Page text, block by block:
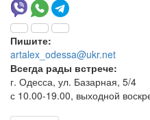
Пишите:
artalex_odessa@ukr.net
Всегда рады встрече:
г. Одесса, ул. Базарная, 5/4
с 10.00-19.00, выходной